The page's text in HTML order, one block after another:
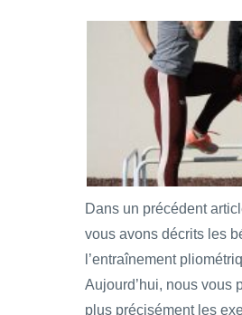
Dans un précédent
vous avons décrits les
l’entraînement
Aujourd’hui, nous vous
plus précisément les